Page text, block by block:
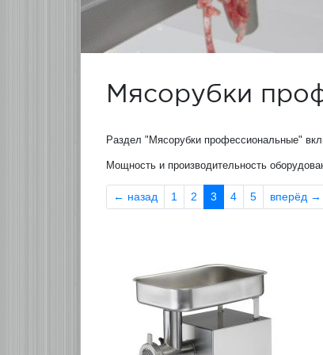
Мясорубки
Раздел "Мясорубки профессиональные"
Мощность и производительность
← назад 1 2 3 4 5 вперёд →